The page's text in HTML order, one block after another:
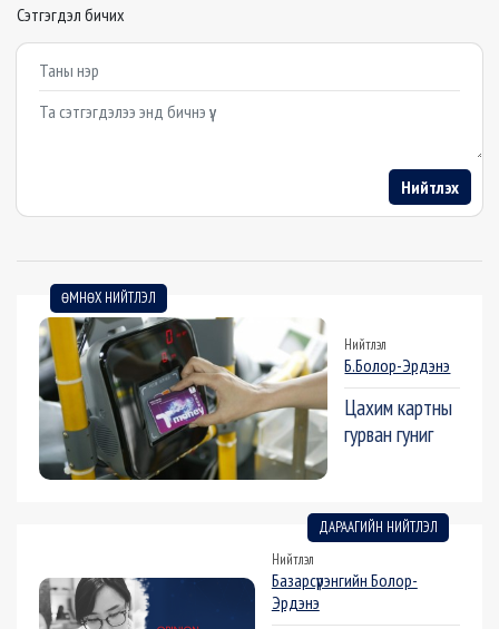
Сэтгэгдэл бичих
Example textarea
Нийтлэх
ӨМНӨХ НИЙТЛЭЛ
Нийтлэл
Б.Болор-Эрдэнэ
Цахим картны
гурван гуниг
ДАРААГИЙН НИЙТЛЭЛ
Нийтлэл
Базарсүрэнгийн Болор-
Эрдэнэ